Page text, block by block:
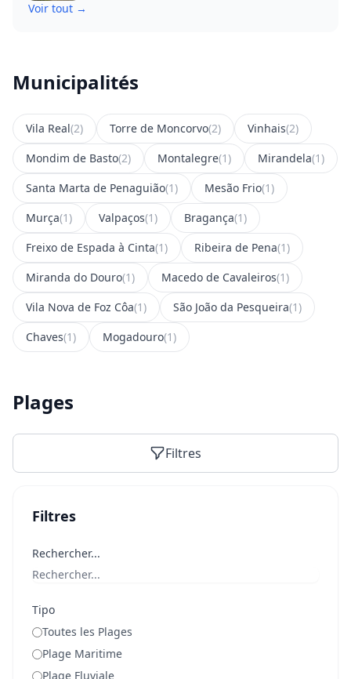
Voir tout →
Municipalités
Vila Real(2) Torre de Moncorvo(2) Vinhais(2)
Mondim de Basto(2) Montalegre(1) Mirandela(1)
Santa Marta de Penaguião(1) Mesão Frio(1)
Murça(1) Valpaços(1) Bragança(1)
Freixo de Espada à Cinta(1) Ribeira de Pena(1)
Miranda do Douro(1) Macedo de Cavaleiros(1)
Vila Nova de Foz Côa(1) São João da Pesqueira(1)
Chaves(1) Mogadouro(1)
Plages
Filtres
Filtres
Rechercher...
Tipo
Toutes les Plages
Plage Maritime
Plage Fluviale